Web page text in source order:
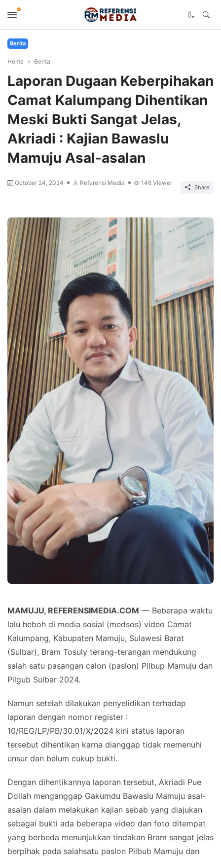
Berita
Home Berita
Laporan Dugaan Keberpihakan
Camat Kalumpang Dihentikan
Meski Bukti Sangat Jelas,
Akriadi : Kajian Bawaslu
Mamuju Asal-asalan
October 24, 2024 Referensi Media 146 Viewer
Share
MAMUJU, REFERENSIMEDIA.COM — Beberapa waktu
lalu heboh di media sosial (medsos) video Camat
Kalumpang, Kabupaten Mamuju, Sulawesi Barat
(Sulbar), Bram Tosuly terang-terangan mendukung
salah satu pasangan calon (paslon) Pilbup Mamuju dan
Pilgub Sulbar 2024.
Namun setelah dilakukan penyelidikan terhadap
laporan dengan nomor register :
10/REG/LP/PB/30.01/X/2024 kini status laporan
tersebut dihentikan karna dianggap tidak memenuhi
unsur dan belum cukup bukti.
Dengan dihentikannya laporan tersebut, Akriadi Pue
Dollah menganggap Gakumdu Bawaslu Mamuju asal-
asalan dalam melakukan kajian sebab yang diajukan
sebagai bukti ada beberapa video dan foto ditempat
yang berbeda menunjukkan tindakan Bram sangat jelas
berpihak pada salahsatu paslon Pilbub Mamuju dan